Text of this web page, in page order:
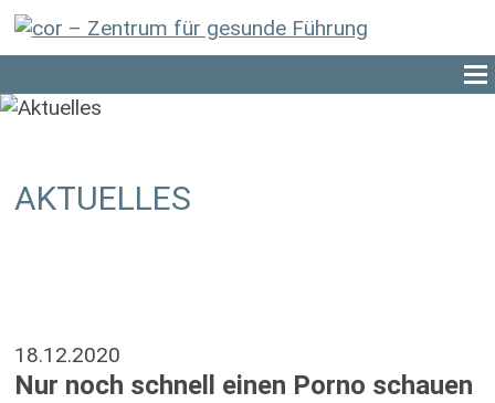
AKTUELLES
18.12.2020
Nur noch schnell einen Porno schauen